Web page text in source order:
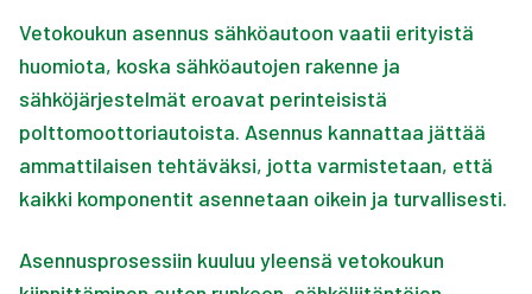
Vetokoukun asennus sähköautoon vaatii erityistä
huomiota, koska sähköautojen rakenne ja
sähköjärjestelmät eroavat perinteisistä
polttomoottoriautoista. Asennus kannattaa jättää
ammattilaisen tehtäväksi, jotta varmistetaan, että
kaikki komponentit asennetaan oikein ja turvallisesti.
Asennusprosessiin kuuluu yleensä vetokoukun